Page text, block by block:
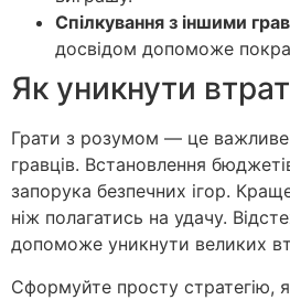
Спілкування з іншими
досвідом допоможе
Як уникнути втрат
Грати з розумом — це важливе
гравців. Встановлення
запорука безпечних ігор.
ніж полагатись на удачу.
допоможе уникнути великих
Сформуйте просту стратегію,